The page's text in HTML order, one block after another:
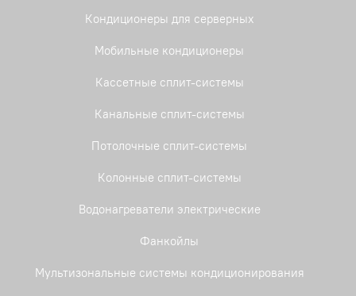
Кондиционеры для серверных
Мобильные кондиционеры
Кассетные сплит-системы
Канальные сплит-системы
Потолочные сплит-системы
Колонные сплит-системы
Водонагреватели электрические
Фанкойлы
Мультизональные системы кондиционирования